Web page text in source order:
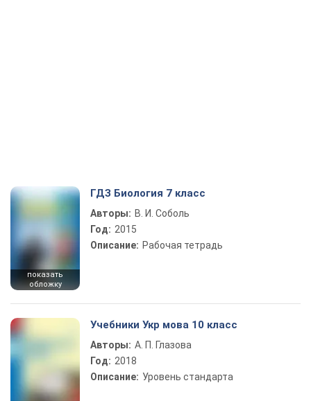
показать
обложку
ГДЗ Биология 7 класс
Авторы: В. И. Соболь
Год: 2015
Описание: Рабочая тетрадь
Учебники Укр мова 10 класс
Авторы: А. П. Глазова
Год: 2018
Описание: Уровень стандарта